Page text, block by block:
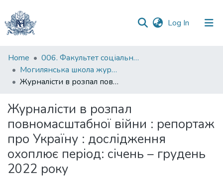
Log In (current)
Communities
&
Collections
Statistics
Home
006. Факультет соціальних наук і соціальних технологій
Могилянська школа журналістики
Журналісти в розпал повномасштабної війни : репортаж про Україну : дослідження охоплює період: січень – грудень 2022 року
Журналісти в розпал
повномасштабної війни : репортаж
про Україну : дослідження
охоплює період: січень – грудень
2022 року